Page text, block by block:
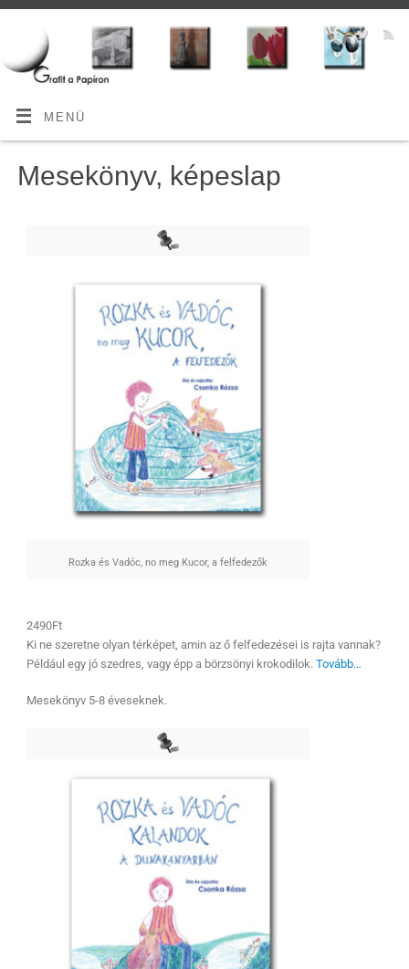
MENÜ
Mesekönyv, képeslap
Rozka és Vadóc, no meg Kucor, a felfedezők
2490Ft
Ki ne szeretne olyan térképet, amin az ő felfedezései is rajta vannak?
Például egy jó szedres, vagy épp a börzsönyi krokodilok. Tovább…
Mesekönyv 5-8 éveseknek.